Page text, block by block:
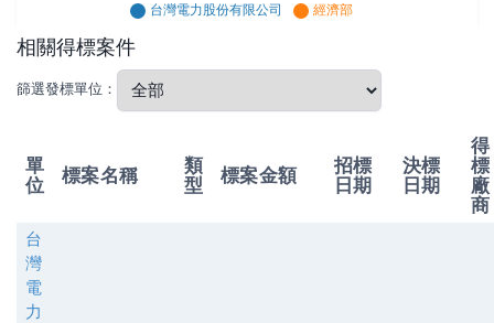
台灣電力股份有限公司 經濟部
相關得標案件
篩選發標單位：
單
位
標案名稱
類
型
標案金額
招標
日期
決標
日期
得
標
廠
商
台
灣
電
力